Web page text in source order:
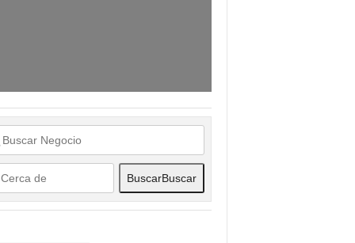
BuscarBuscar